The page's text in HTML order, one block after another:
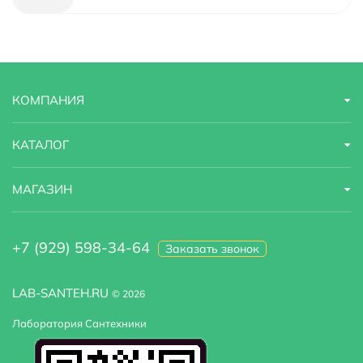
Стандарт подводки
Тропический (верхний) душ
Встраиваемая система да
LAB-SANTEH.RU © 2026
Лаборатория Сантехники
КОМПАНИЯ
КАТАЛОГ
МАГАЗИН
+7 (929) 598-34-64 Заказать звонок